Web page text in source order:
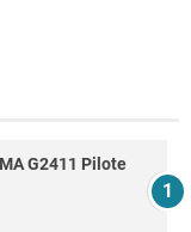
G2411 Pilote